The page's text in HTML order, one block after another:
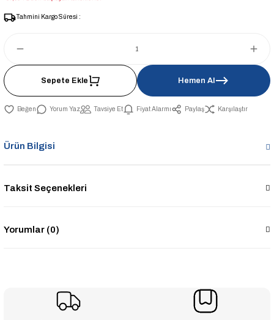
Tahmini Kargo Süresi :
Sepete Ekle Hemen Al
Yorum Yaz Tavsiye Et Fiyat Alarmı Paylaş Karşılaştır
Ürün Bilgisi
Taksit Seçenekleri
Yorumlar (0)